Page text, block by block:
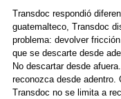
Transdoc respondió
guatemalteco, Transdoc
problema: devolver
que se descarte desde
No descartar desde
reconozca desde adentro.
Transdoc no se limita a